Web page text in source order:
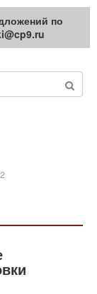
по